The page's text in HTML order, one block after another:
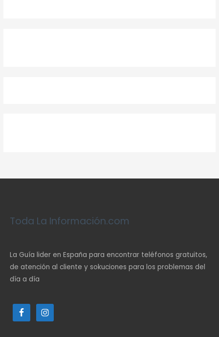
Toda La Información.com
La Guía lider en España para encontrar teléfonos gratuitos,
de atención al cliente y sokuciones para los problemas del
día a día